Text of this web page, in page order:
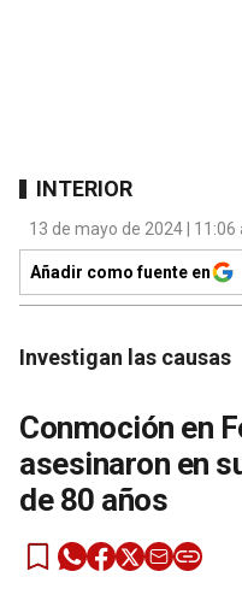
INTERIOR
13 de mayo de 2024 |
Añadir como fuente en
Investigan las causas
Conmoción en
asesinaron en
de 80 años